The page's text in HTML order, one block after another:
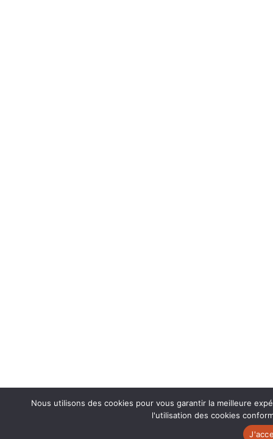
Nous utilisons des cookies pour vous garantir la meilleure
l'utilisation des cookies